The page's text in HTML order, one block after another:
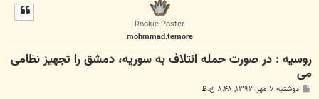
Rookie Poster
mohmmad.temore
روسیه : در صورت حمله ائتلاف به سوریه، دمشق را تجهیز نظامی
می
پ دوشنبه ۷ مهر ۱۳۹۳, ۸:۴۸ ق.ظ